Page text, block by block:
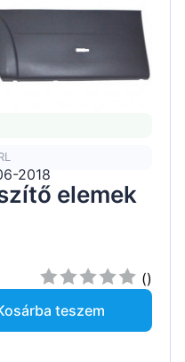
2018
elemek
()
teszem